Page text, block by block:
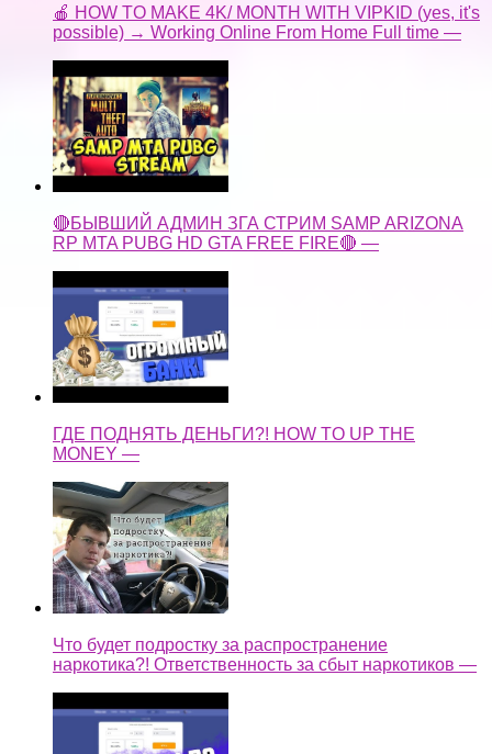
🍎 HOW TO MAKE 4K/ MONTH WITH VIPKID (yes, it's
possible) → Working Online From Home Full time —
🔴БЫВШИЙ АДМИН ЗГА СТРИМ SAMP ARIZONA
RP MTA PUBG HD GTA FREE FIRE🔴 —
ГДЕ ПОДНЯТЬ ДЕНЬГИ?! HOW TO UP THE
MONEY —
Что будет подростку за распространение
наркотика?! Ответственность за сбыт наркотиков —